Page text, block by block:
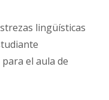
lingüísticas
el aula de